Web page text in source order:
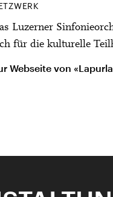
Luzerner
für die kulturelle
Webseite von